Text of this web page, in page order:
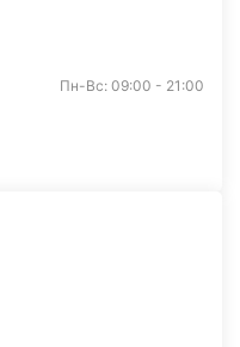
Пн-Вс: 09:00 - 21:00